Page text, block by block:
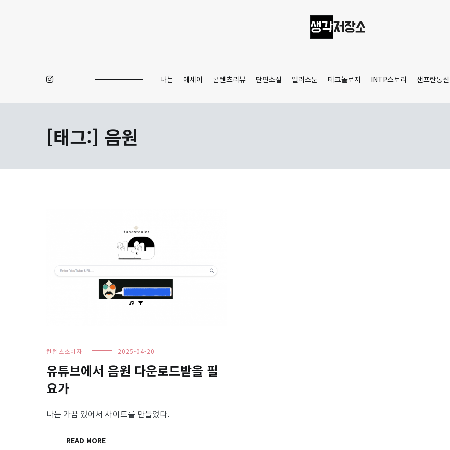
나는 에세이 콘텐츠리뷰 단편소설 일러스툰 테크놀로지 INTP스토리 샌프란통신
[태그:] 음원
컨텐츠소비자 2025-04-20
유튜브에서 음원 다운로드받을 필
요가
나는 가끔 있어서 사이트를 만들었다.
READ MORE